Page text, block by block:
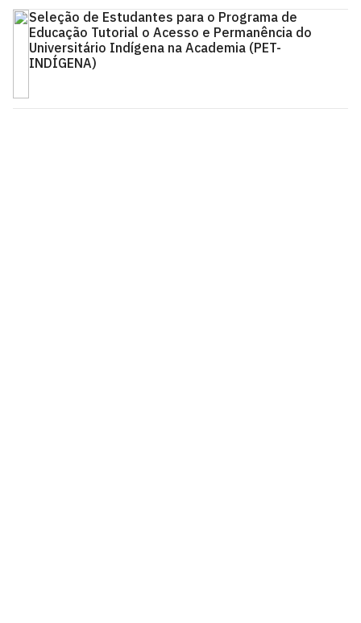
Seleção de Estudantes para o Programa de
Educação Tutorial o Acesso e Permanência do
Universitário Indígena na Academia (PET-
INDÍGENA)